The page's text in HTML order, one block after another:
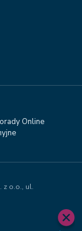
Online
z o.o., ul.